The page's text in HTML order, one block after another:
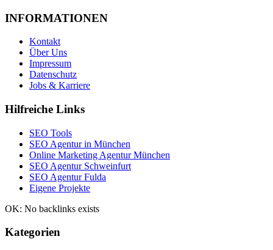
INFORMATIONEN
Kontakt
Über Uns
Impressum
Datenschutz
Jobs & Karriere
Hilfreiche Links
SEO Tools
SEO Agentur in München
Online Marketing Agentur München
SEO Agentur Schweinfurt
SEO Agentur Fulda
Eigene Projekte
OK: No backlinks exists
Kategorien